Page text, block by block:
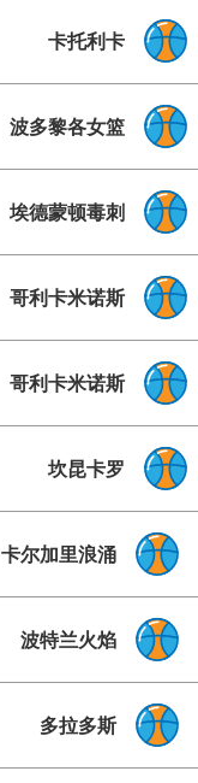
卡托利卡
波多黎各女篮
埃德蒙顿毒刺
哥利卡米诺斯
哥利卡米诺斯
坎昆卡罗
卡尔加里浪涌
波特兰火焰
多拉多斯